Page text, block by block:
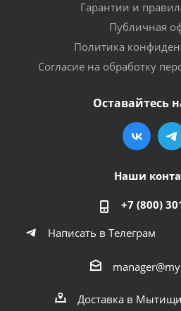
Гарантии и
Публичная
Политика
Согласие на обработку
Оставайтесь
Наши
+7 (800)
Написать в Телеграм
Доставка в